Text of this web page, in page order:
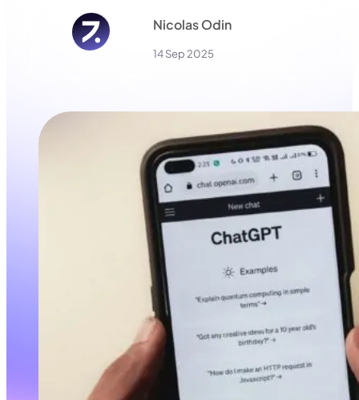
Nicolas Odin
14 Sep 2025